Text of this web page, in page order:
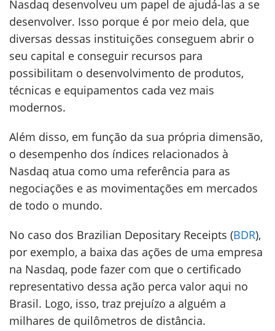
Nasdaq desenvolveu um papel de ajudá-las a se
desenvolver. Isso porque é por meio dela, que
diversas dessas instituições conseguem abrir o
seu capital e conseguir recursos para
possibilitam o desenvolvimento de produtos,
técnicas e equipamentos cada vez mais
modernos.
Além disso, em função da sua própria dimensão,
o desempenho dos índices relacionados à
Nasdaq atua como uma referência para as
negociações e as movimentações em mercados
de todo o mundo.
No caso dos Brazilian Depositary Receipts (BDR),
por exemplo, a baixa das ações de uma empresa
na Nasdaq, pode fazer com que o certificado
representativo dessa ação perca valor aqui no
Brasil. Logo, isso, traz prejuízo a alguém a
milhares de quilômetros de distância.